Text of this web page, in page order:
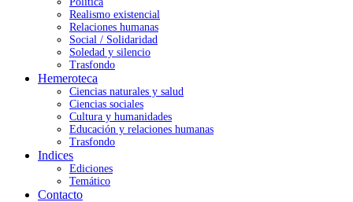
Realismo existencial
Relaciones humanas
Social / Solidaridad
Soledad y silencio
Trasfondo
Hemeroteca
Ciencias naturales y salud
Ciencias sociales
Cultura y humanidades
Educación y relaciones humanas
Trasfondo
Indices
Ediciones
Temático
Contacto